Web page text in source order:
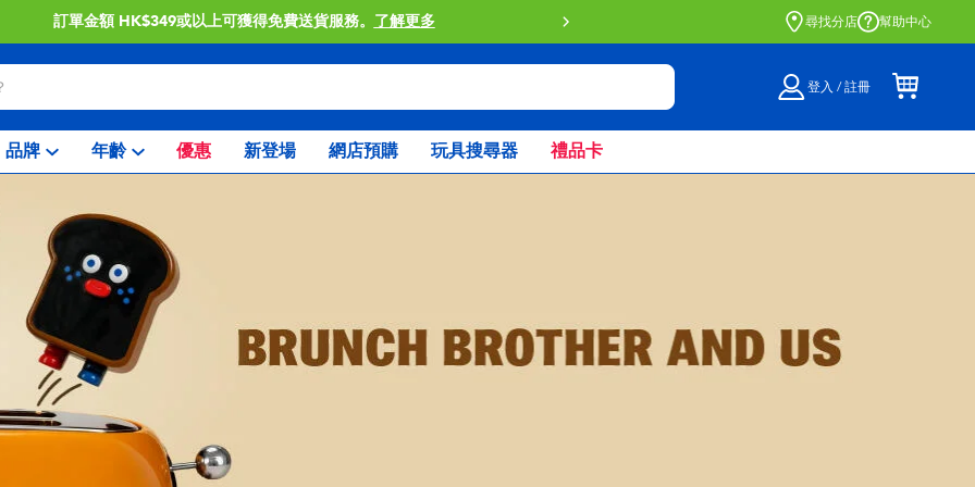
訂單金額 HK$349或以上可獲得免費送貨服務。 了解更多 門店自取服務 網上購買並在店內
尋找分店 幫助中心
登入 / 註冊
品牌 年齡 優惠 新登場 網店預購 玩具搜尋器 禮品卡